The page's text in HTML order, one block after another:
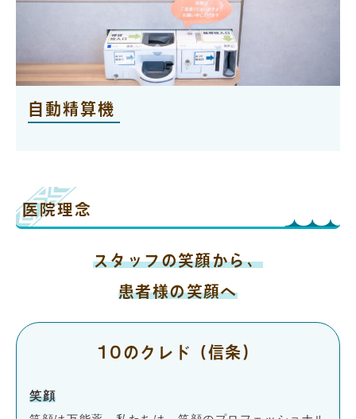
自動精算機
医院理念
スタッフの笑顔から、
患者様の笑顔へ
10のクレド（信条）
笑顔